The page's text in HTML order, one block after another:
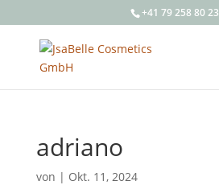
+41 79 258 80 23
adriano
von | Okt. 11, 2024